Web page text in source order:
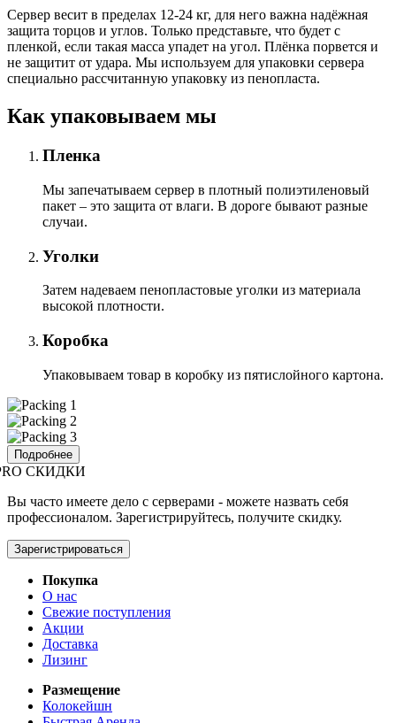
Сервер весит в пределах 12-24 кг, для него важна надёжная
защита торцов и углов. Только представьте, что будет с
пленкой, если такая масса упадет на угол. Плёнка порвется и
не защитит от удара. Мы используем для упаковки сервера
специально расcчитанную упаковку из пенопласта.
Как упаковываем мы
Пленка
Мы запечатываем сервер в плотный полиэтиленовый
пакет – это защита от влаги. В дороге бывают разные
случаи.
Уголки
Затем надеваем пенопластовые уголки из материала
высокой плотности.
Коробка
Упаковываем товар в коробку из пятислойного картона.
Подробнее
СКИДКИ
Вы часто имеете дело с серверами - можете назвать себя
профессионалом. Зарегистрируйтесь, получите скидку.
Зарегистрироваться
Покупка
О нас
Свежие поступления
Акции
Доставка
Лизинг
Размещение
Колокейшн